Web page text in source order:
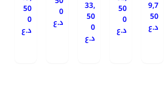
9,7
50
د.ع
50
0
د.ع
33,
50
0
د.ع
0
د.ع
50
0
د.ع